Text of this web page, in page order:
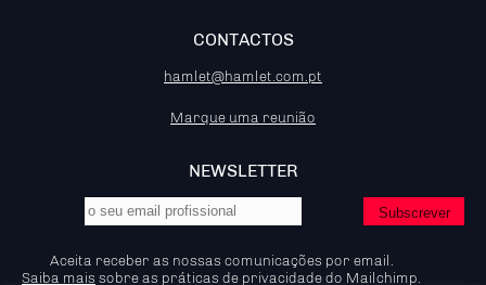
CONTACTOS
hamlet@hamlet.com.pt
Marque uma reunião
NEWSLETTER
Aceita receber as nossas comunicações por email.
Saiba mais sobre as práticas de privacidade do Mailchimp.